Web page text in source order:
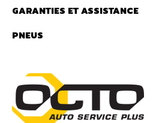
GARANTIES ET ASSISTANCE
PNEUS